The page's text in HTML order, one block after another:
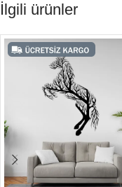
İlgili ürünler